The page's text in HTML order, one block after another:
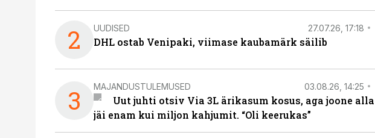
2 UUDISED 27.07.26, 17:18
DHL ostab Venipaki, viimase kaubamärk säilib
3 MAJANDUSTULEMUSED 03.08.26, 14:25
Uut juhti otsiv Via 3L ärikasum kosus, aga joone alla
jäi enam kui miljon kahjumit. “Oli keerukas”